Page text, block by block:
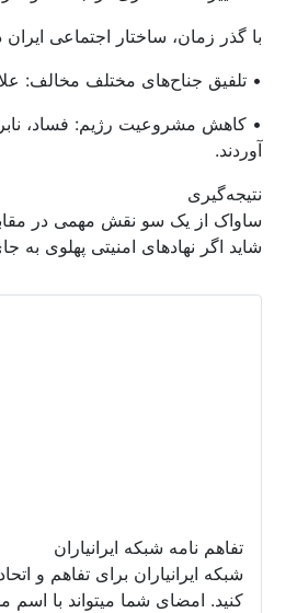
با گذر زمان، ساختار اجتماعی
• تلفیق جناح‌های مختلف مخالف:
• کاهش مشروعیت رژیم: فساد،
آوردند.
نتیجه‌گیری
ساواک از یک سو نقش مهمی در
شاید اگر نهادهای امنیتی پهلوی
تفاهم نامه شبکه ایرانیاران
شبکه ایرانیاران برای تفاهم و